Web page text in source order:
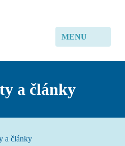
MENU
a články
a články